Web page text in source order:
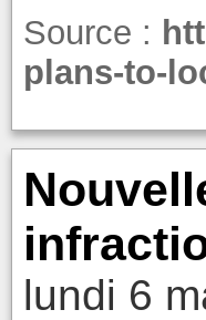
Source :
plans-to-
lundi 6